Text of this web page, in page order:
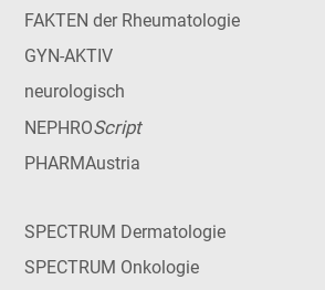
FAKTEN der Rheumatologie
GYN-AKTIV
neurologisch
NEPHROScript
PHARMAustria
SPECTRUM Dermatologie
SPECTRUM Onkologie